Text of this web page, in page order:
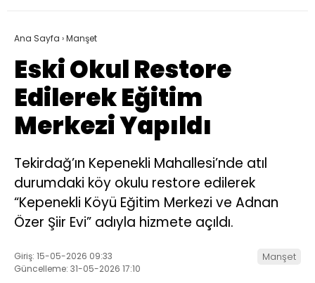
Ana Sayfa ›Manşet
Eski Okul Restore
Edilerek Eğitim
Merkezi Yapıldı
Tekirdağ’ın Kepenekli Mahallesi’nde atıl
durumdaki köy okulu restore edilerek
“Kepenekli Köyü Eğitim Merkezi ve Adnan
Özer Şiir Evi” adıyla hizmete açıldı.
Giriş: 15-05-2026 09:33
Güncelleme: 31-05-2026 17:10
Manşet